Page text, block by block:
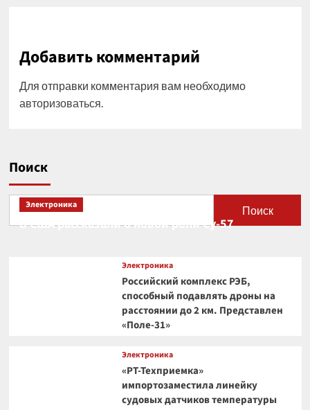
Добавить комментарий
Для отправки комментария вам необходимо
авторизоваться.
Поиск
Поиск
Электроника
В США рассказали о новой роли Су-57
Электроника
Российский комплекс РЭБ,
способный подавлять дроны на
расстоянии до 2 км. Представлен
«Поле-31»
Электроника
«РТ-Техприемка»
импортозаместила линейку
судовых датчиков температуры